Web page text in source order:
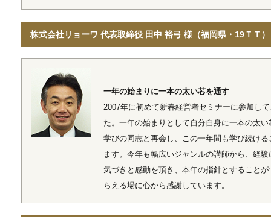
株式会社リョーワ 代表取締役 田中 裕弓 様（福岡県・19ＴＴ）
一年の始まりに一本の太い芯を通す
2007年に初めて新春経営者セミナーに参加し
た。一年の始まりとして自分自身に一本の太
学びの同志と再会し、この一年間も学び続け
ます。今年も幅広いジャンルの講師から、経
気づきと感動を頂き、本年の指針とすること
らえる場に心から感謝しています。